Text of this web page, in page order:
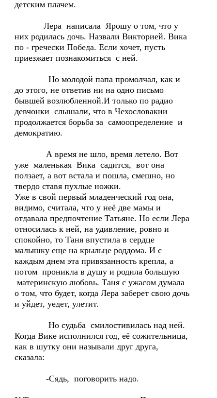
детским плачем.
Лера написала Ярошу о том, что у
них родилась дочь. Назвали Викторией. Вика
по - гречески Победа. Если хочет, пусть
приезжает познакомиться с ней.
Но молодой папа промолчал, как и
до этого, не ответив ни на одно письмо
бывшей возлюбленной.И только по радио
девчонки слышали, что в Чехословакии
продолжается борьба за самоопределение и
демократию.
А время не шло, время летело. Вот
уже маленькая Вика садится, вот она
ползает, а вот встала и пошла, смешно, но
твердо ставя пухлые ножки.
Уже в свой первый младенческий год она,
видимо, считала, что у неё две мамы и
отдавала предпочтение Татьяне. Но если Лера
относилась к ней, на удивление, ровно и
спокойно, то Таня впустила в сердце
малышку еще на крыльце роддома. И с
каждым днем эта привязанность крепла, а
потом проникла в душу и родила большую
материнскую любовь. Таня с ужасом думала
о том, что будет, когда Лера заберет свою дочь
и уйдет, уедет, улетит.
Но судьба смилостивилась над ней.
Когда Вике исполнился год, её сожительница,
как в шутку они называли друг друга,
сказала:
-Сядь, поговорить надо.